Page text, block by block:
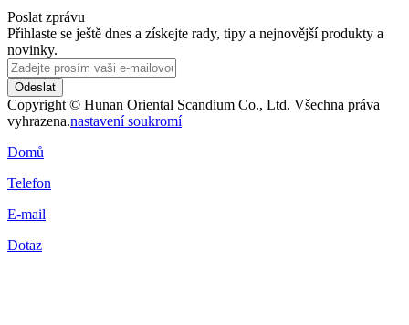
Poslat zprávu
Přihlaste se ještě dnes a získejte rady, tipy a nejnovější produkty a
novinky.
Odeslat
Copyright © Hunan Oriental Scandium Co., Ltd. Všechna práva
vyhrazena.nastavení soukromí
Domů
Telefon
E-mail
Dotaz